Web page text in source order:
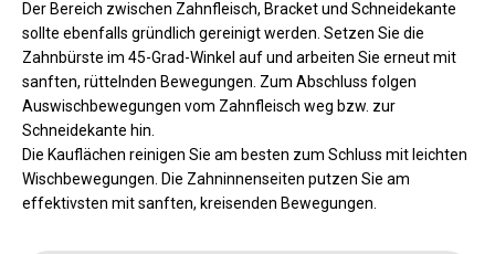
Der Bereich zwischen Zahnfleisch, Bracket und Schneidekante
sollte ebenfalls gründlich gereinigt werden. Setzen Sie die
Zahnbürste im 45-Grad-Winkel auf und arbeiten Sie erneut mit
sanften, rüttelnden Bewegungen. Zum Abschluss folgen
Auswischbewegungen vom Zahnfleisch weg bzw. zur
Schneidekante hin.
Die Kauflächen reinigen Sie am besten zum Schluss mit leichten
Wischbewegungen. Die Zahninnenseiten putzen Sie am
effektivsten mit sanften, kreisenden Bewegungen.